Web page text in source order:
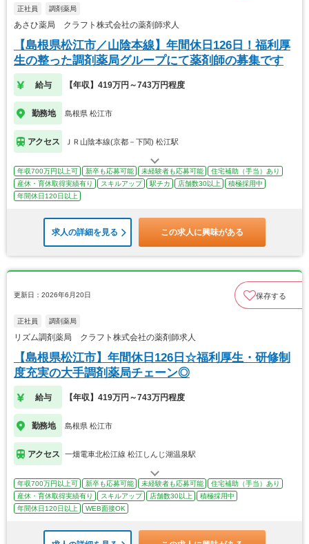
正社員 調剤薬局
あさひ薬局 クラフト株式会社の薬剤師求人
【島根県松江市／山陰本線】年間休日126日！福利厚
生の整った調剤薬局グループにて薬剤師の募集です
給与 【年収】419万円～743万円程度
勤務地 島根県 松江市
アクセス ＪＲ山陰本線(京都－下関) 松江駅
年収700万円以上可 新卒も応募可能 未経験者も応募可能
住宅補助（手当）あり
産休・育休取得実績有り
スキルアップ 駅チカ 店舗数30以上
積極採用中
年間休日120日以上
求人の詳細を見る この求人に興味がある
更新日：2026年6月20日 保存する
正社員 調剤薬局
リズム調剤薬局 クラフト株式会社の薬剤師求人
【島根県松江市】年間休日126日☆福利厚生・研修制
度充実の大手調剤薬局チェーン◎
給与 【年収】419万円～743万円程度
勤務地 島根県 松江市
アクセス 一畑電車北松江線 松江しんじ湖温泉駅
年収700万円以上可 新卒も応募可能 未経験者も応募可能
住宅補助（手当）あり
産休・育休取得実績有り
スキルアップ 店舗数30以上
積極採用中
年間休日120日以上
WEB面接OK